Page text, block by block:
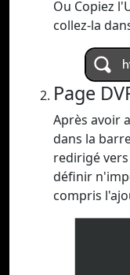
Ou Copiez
collez-la
Page
Après avoir
dans la
redirigé
définir
compris